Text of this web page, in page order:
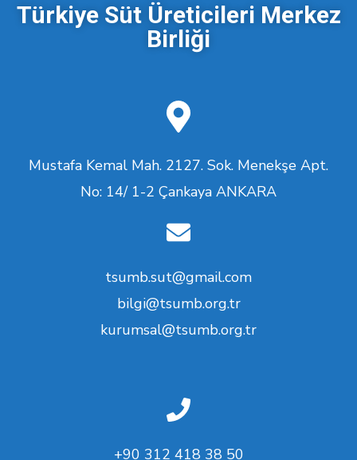
Türkiye Süt Üreticileri Merkez
Birliği
Mustafa Kemal Mah. 2127. Sok. Menekşe Apt.
No: 14/ 1-2 Çankaya ANKARA
tsumb.sut@gmail.com
bilgi@tsumb.org.tr
kurumsal@tsumb.org.tr
+90 312 418 38 50